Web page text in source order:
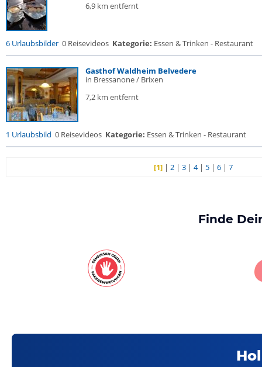
6,9 km entfernt
6 Urlaubsbilder 0 Reisevideos Kategorie: Essen & Trinken - Restaurant
Gasthof Waldheim Belvedere
in Bressanone / Brixen
7,2 km entfernt
1 Urlaubsbild 0 Reisevideos Kategorie: Essen & Trinken - Restaurant
[1] |2 |3 |4| 5 |6 |7
Finde